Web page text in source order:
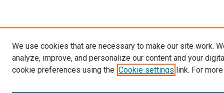
We use cookies that are necessary to make our site work.
analyze, improve, and personalize our content and your
cookie preferences using the Cookie settings link. For